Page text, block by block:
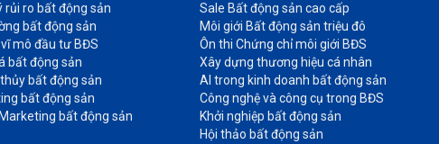
rủi ro bất động sản​
bất động sản​
vĩ mô đầu tư BĐS​
bất động sản​
bất động sản​
bất động sản​
bất động sản​
Sale Bất động sản cao cấp​
Môi giới Bất động sản triệu đô​
Ôn thi Chứng chỉ môi giới BĐS​
Xây dựng thương hiệu cá nhân​
AI trong kinh doanh bất động sản​
Công nghệ và công cụ trong BĐS​
Khởi nghiệp bất động sản​
Hội thảo bất động sản​